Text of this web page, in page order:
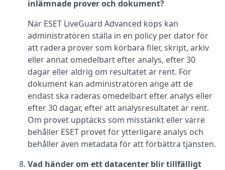
inlämnade prover och dokument?
När ESET LiveGuard Advanced köps kan
administratören ställa in en policy per dator för
att radera prover som körbara filer, skript, arkiv
eller annat omedelbart efter analys, efter 30
dagar eller aldrig om resultatet är rent. För
dokument kan administratören ange att de
endast ska raderas omedelbart efter analys eller
efter 30 dagar, efter att analysresultatet är rent.
Om provet upptäcks som misstänkt eller värre
behåller ESET provet för ytterligare analys och
behåller även metadata för att förbättra tjänsten.
Vad händer om ett datacenter blir tillfälligt